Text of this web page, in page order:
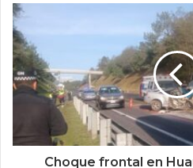
Choque frontal en